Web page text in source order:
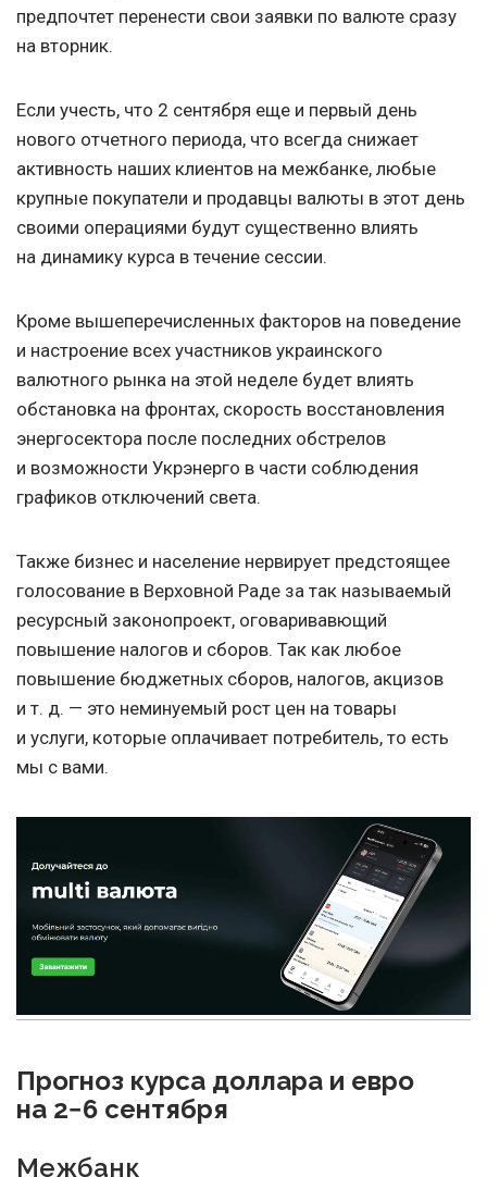
предпочтет перенести свои заявки по валюте сразу
на вторник.
Если учесть, что 2 сентября еще и первый день
нового отчетного периода, что всегда снижает
активность наших клиентов на межбанке, любые
крупные покупатели и продавцы валюты в этот день
своими операциями будут существенно влиять
на динамику курса в течение сессии.
Кроме вышеперечисленных факторов на поведение
и настроение всех участников украинского
валютного рынка на этой неделе будет влиять
обстановка на фронтах, скорость восстановления
энергосектора после последних обстрелов
и возможности Укрэнерго в части соблюдения
графиков отключений света.
Также бизнес и население нервирует предстоящее
голосование в Верховной Раде за так называемый
ресурсный законопроект, оговаривавющий
повышение налогов и сборов. Так как любое
повышение бюджетных сборов, налогов, акцизов
и т. д. — это неминуемый рост цен на товары
и услуги, которые оплачивает потребитель, то есть
мы с вами.
Прогноз курса доллара и евро
на 2−6 сентября
Межбанк